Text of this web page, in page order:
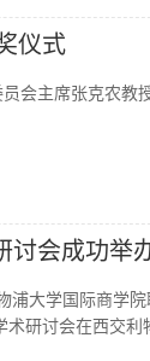
仪式
会主席张克农教
讨会成功举
浦大学国际商学
术研讨会在西交利